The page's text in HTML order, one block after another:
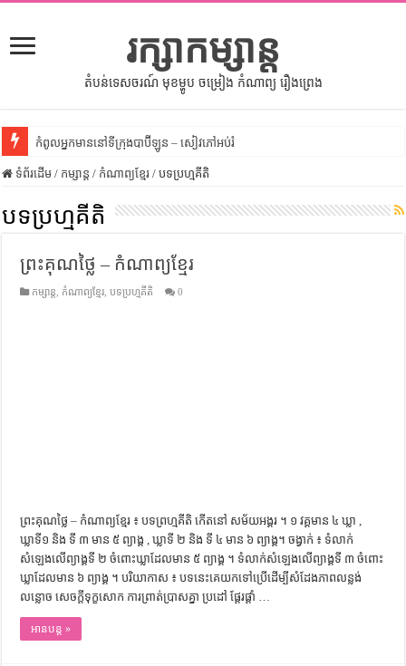
រក្សាកម្សាន្ត
តំបន់ទេសចរណ៍ មុខម្ហូប ចម្រៀង កំណាព្យ រឿងព្រេង
កំពូលអ្នកមាននៅទីក្រុងបាប៊ីឡូន – សៀវភៅអប់រំ
សីលធម៌នៅក្នុងសង្គមខ្មែរ – សៀវភៅចំណេះដឹងទូទៅ
សិល្បះចរចា – សៀវភៅពាណិជ្ជកម្ម
ដើមកំណើតអង្គរ – សៀវភៅចំណេះដឹងទូទៅ
ដើមកំណើតជនជាតិខ្មែរ – អត្ថបទស្រាវជ្រាវ
ទំព័រដើម / កម្សាន្ត / កំណាព្យខ្មែរ / បទប្រហ្មគីតិ
បទប្រហ្មគីតិ
ព្រះគុណថ្លៃ – កំណាព្យខ្មែរ
កម្សាន្ត កំណាព្យខ្មែរ ,បទប្រហ្មគីតិ 0
ព្រះគុណថ្លៃ – កំណាព្យខ្មែរ ៖ បទព្រហ្មគីតិ កើតនៅ សម័យអង្គរ ។ ១ វគ្គមាន ៤ ឃ្លា ,
ឃ្លាទី១ និង ទី ៣ មាន ៥ ព្យាង្គ , ឃ្លាទី ២ និង ទី ៤ មាន ៦ ព្យាង្គ។ ចង្វាក់ ៖ ទំលាក់
សំឡេងលើព្យាង្គទី ២ ចំពោះឃ្លាដែលមាន ៥ ព្យាង្គ​ ។ ទំលាក់​សំឡេងលើព្យាង្គទី ៣ ចំពោះ
ឃ្លាដែលមាន ៦ ព្យាង្គ ។ បរិយាកាស ៖ បទនេះគេយកទៅប្រើដើម្បីសំដែងភាពលន្លង់
លន្លោច សេចក្តីទុក្ខសោក ការព្រាត់ប្រាសគ្នា ប្រដៅ ផ្តែរផ្តាំ …
អានបន្ត »